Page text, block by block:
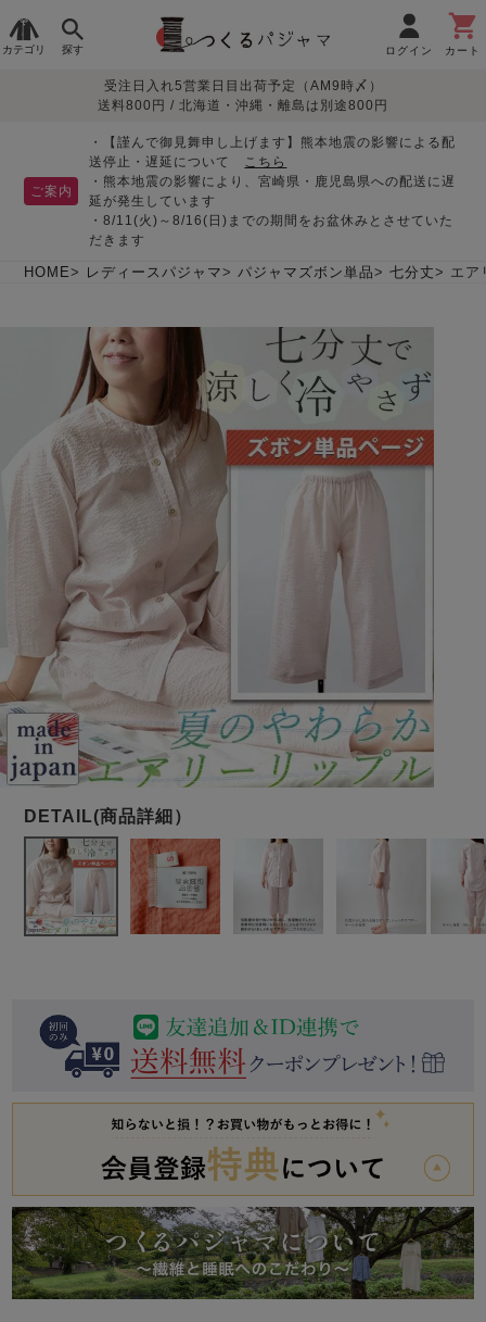
カテゴリ 探す ログイン カート
レディースパジャマ
春 夏 秋 冬
メンズパジャマ
春 夏
ガールズパジャマ
夏 秋
ボーイズパジャマ
生地で
さがす
オーガニック素材 ガーゼ サテン織り
サッカー/ちぢみ 楊
柳
ニット/ストレッチ
柄物
売れ筋ランキング
- Item Ranking -
新着商品
すべての生地一覧はこちら
目的別で
さがす
敏感肌用
パジャマ
入院・介護
胸が目立たない
マタニティ
パジャマ
ペアで
そろえたい
眠れる作務衣特集
体型別におすすめパジ
ャマ
年齢別におすすめパジ
インナーウェア 生活雑貨 カタログギフト
売れ筋ランキング
- Item Ranking -
- New Arrival -
デザインで
さがす
ィース
パジャマ
前開き かぶり ワンピース
作務衣 胸がすけない
上着単品
ズボン単品
すべてのメン
ズ
パジャマ
作務衣
羽織・バスロ
ズボン単品
夏パジャマ特集 つくるパジャマとは
お支払い・送料・配送
について
返品・交換について よくあるご質問
会社概要 お買い物ガイド
SDGsの取り組み
受注日入れ5営業日目出荷予定（AM9時〆）
送料800円 / 北海道・沖縄・離島は別途800円
ご案内
・【謹んで御見舞申し上げます】熊本地震の影響による配
送停止・遅延について こちら
・熊本地震の影響により、宮崎県・鹿児島県への配送に遅
延が発生しています
・8/11(火)～8/16(日)までの期間をお盆休みとさせていた
だきます
HOME レディースパジャマ パジャマズボン単品 七分丈 エア